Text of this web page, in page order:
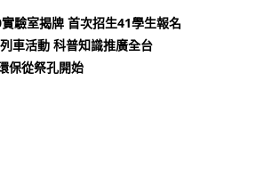
驗室揭牌 首次招生41學生報名
車活動 科普知識推廣全台
保從祭孔開始